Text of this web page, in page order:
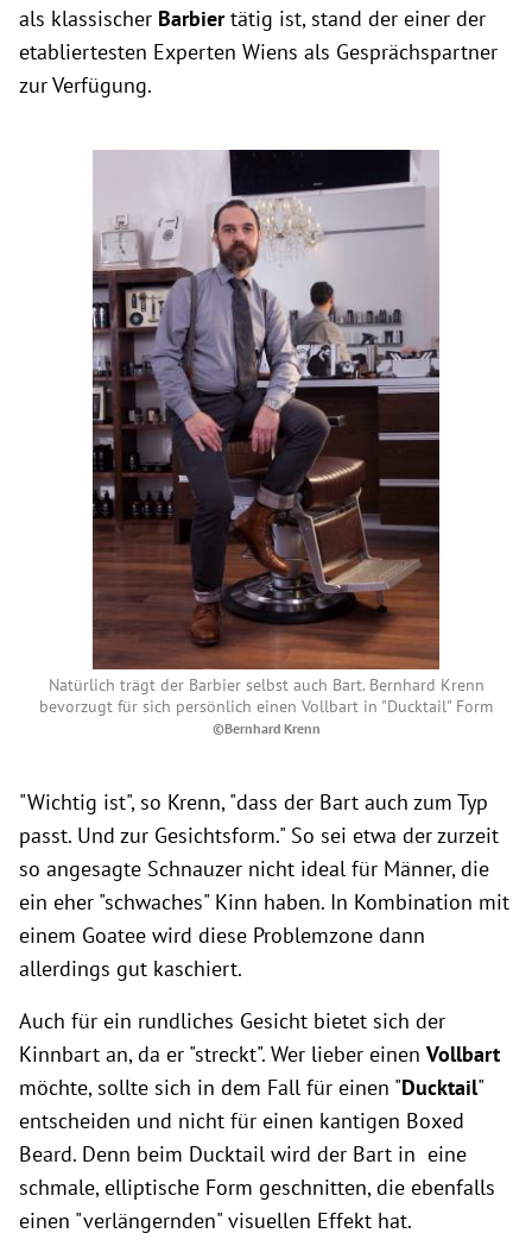
als klassischer Barbiertätig ist, stand der einer der
etabliertesten Experten Wiens als Gesprächspartner
zur Verfügung.
Natürlich trägt der Barbier selbst auch Bart. Bernhard Krenn
bevorzugt für sich persönlich einen Vollbart in "Ducktail" Form
©Bernhard Krenn
"Wichtig ist", so Krenn, "dass der Bart auch zum Typ
passt. Und zur Gesichtsform." So sei etwa der zurzeit
so angesagte Schnauzer nicht ideal für Männer, die
ein eher "schwaches" Kinn haben. In Kombination mit
einem Goatee wird diese Problemzone dann
allerdings gut kaschiert.
Auch für ein rundliches Gesicht bietet sich der
Kinnbart an, da er "streckt". Wer lieber einen Vollbart
möchte, sollte sich in dem Fall für einen "Ducktail"
entscheiden und nicht für einen kantigen Boxed
Beard. Denn beim Ducktail wird der Bart in eine
schmale, elliptische Form geschnitten, die ebenfalls
einen "verlängernden" visuellen Effekt hat.